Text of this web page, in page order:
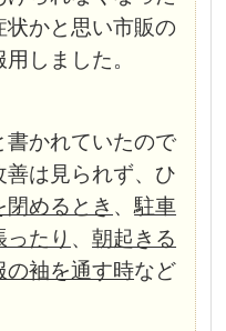
状かと思い市販の
しました。
書かれていたので
は見られず、ひ
めるとき 、駐車
たり 、朝起きる
の袖を通す時など